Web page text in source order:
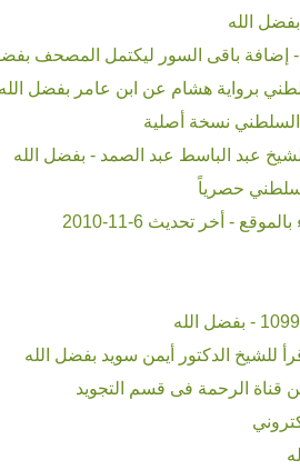
باقى السور ليكتمل المصحف
برواية هشام عن ابن عامر بفضل
السلطني نسخة أصلية
حصرياً
- أخر تحديث 6-11-2010
للشيخ الدكتور أيمن سويد بفضل الله
الرحمة فى قسم التجويد